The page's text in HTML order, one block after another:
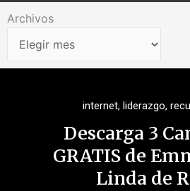
Archivos
Archivos
internet, liderazgo,
Descarga 3
GRATIS de
Linda de